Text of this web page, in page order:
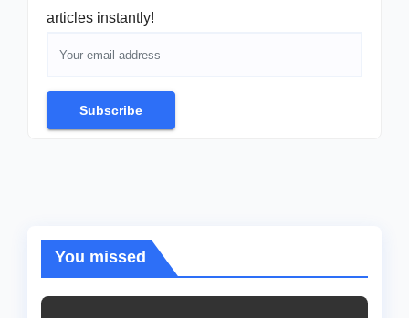
articles instantly!
Subscribe
You missed